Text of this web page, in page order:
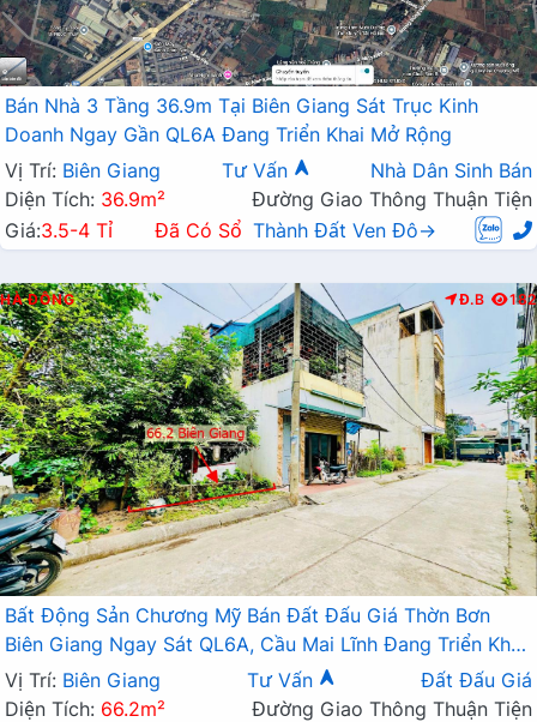
Bán Nhà 3 Tầng 36.9m Tại Biên Giang Sát Trục Kinh
Doanh Ngay Gần QL6A Đang Triển Khai Mở Rộng
Vị Trí: Biên Giang Tư Vấn
Nhà Dân Sinh Bán
Diện Tích: 36.9m²
Đường Giao Thông Thuận Tiện
Giá:3.5-4 Tỉ Đã Có Sổ Thành Đất Ven Đô→
HÀ ĐÔNG Đ.B 182
Bất Động Sản Chương Mỹ Bán Đất Đấu Giá Thờn Bơn
Biên Giang Ngay Sát QL6A, Cầu Mai Lĩnh Đang Triển Khai
Mở Rộng
Vị Trí: Biên Giang Tư Vấn
Đất Đấu Giá
Diện Tích: 66.2m²
Đường Giao Thông Thuận Tiện